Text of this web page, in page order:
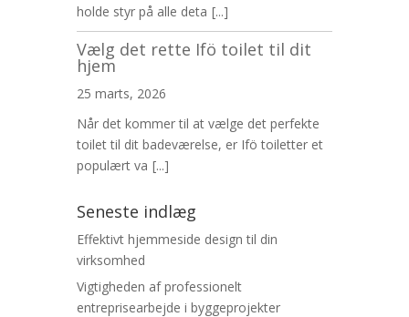
holde styr på alle deta [...]
Vælg det rette Ifö toilet til dit
hjem
25 marts, 2026
Når det kommer til at vælge det perfekte
toilet til dit badeværelse, er Ifö toiletter et
populært va [...]
Seneste indlæg
Effektivt hjemmeside design til din
virksomhed
Vigtigheden af professionelt
entreprisearbejde i byggeprojekter